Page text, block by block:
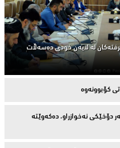
لە لایەن خودی دەسەڵات
كۆبوونه‌وه‌
دۆخێکی نەخوازراو، دەكەوێتە